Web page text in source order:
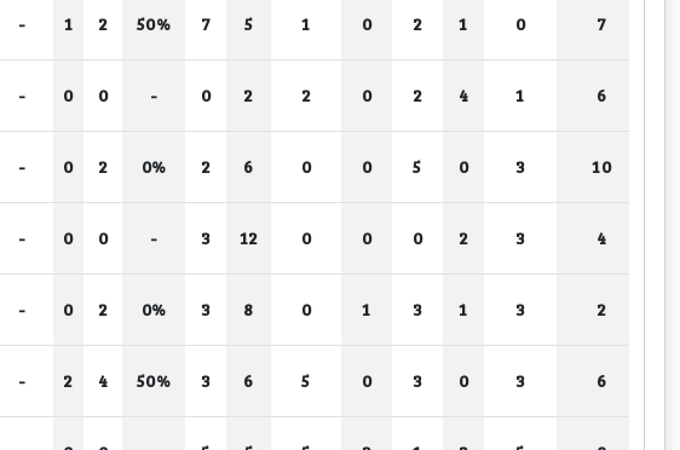
- 1 2 50% 7 5 1 0 2 1 0 7
- 0 0 - 0 2 2 0 2 4 1 6
- 0 2 0% 2 6 0 0 5 0 3 10
- 0 0 - 3 12 0 0 0 2 3 4
- 0 2 0% 3 8 0 1 3 1 3 2
- 2 4 50% 3 6 5 0 3 0 3 6